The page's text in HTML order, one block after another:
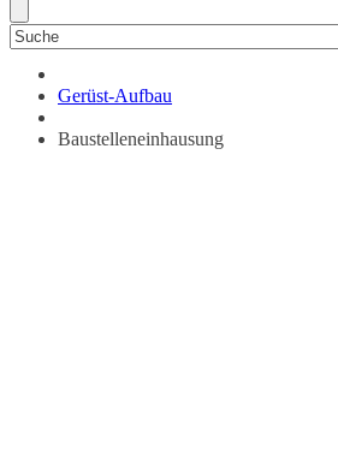
Gerüst-Aufbau
Baustelleneinhausung